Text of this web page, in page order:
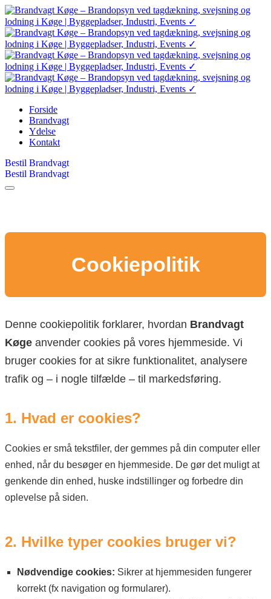
Forside
Brandvagt
Ydelse
Kontakt
Bestil Brandvagt
Bestil Brandvagt
Cookiepolitik
Denne cookiepolitik forklarer, hvordan Brandvagt
Køge anvender cookies på vores hjemmeside. Vi
bruger cookies for at sikre funktionalitet, analysere
trafik og – i nogle tilfælde – til markedsføring.
1. Hvad er cookies?
Cookies er små tekstfiler, der gemmes på din computer eller
enhed, når du besøger en hjemmeside. De gør det muligt at
genkende din enhed, huske indstillinger og forbedre din
oplevelse på siden.
2. Hvilke typer cookies bruger vi?
Nødvendige cookies: Sikrer at hjemmesiden fungerer
korrekt (fx navigation og formularer).